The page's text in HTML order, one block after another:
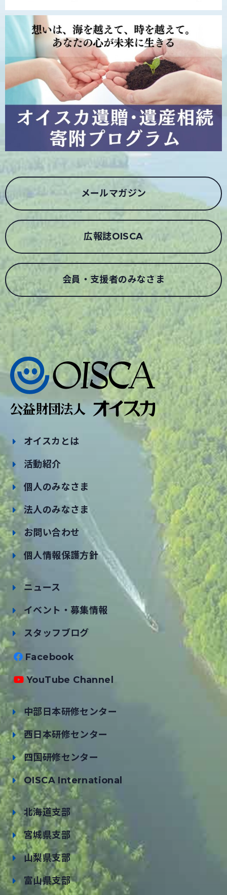
メールマガジン
広報誌OISCA
会員・支援者のみなさま
オイスカとは
活動紹介
個人のみなさま
法人のみなさま
お問い合わせ
個人情報保護方針
ニュース
イベント・募集情報
スタッフブログ
Facebook
YouTube Channel
中部日本研修センター
西日本研修センター
四国研修センター
OISCA International
北海道支部
宮城県支部
山梨県支部
富山県支部